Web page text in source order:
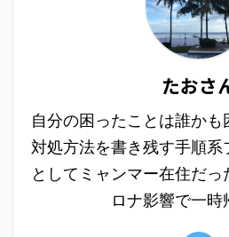
たおさ
自分の困ったことは誰かも
対処方法を書き残す手順
としてミャンマー在住だっ
ロナ影響で一時